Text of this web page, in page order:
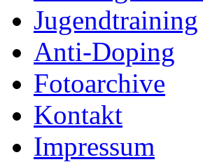
Jugendtraining
Anti-Doping
Fotoarchive
Kontakt
Impressum